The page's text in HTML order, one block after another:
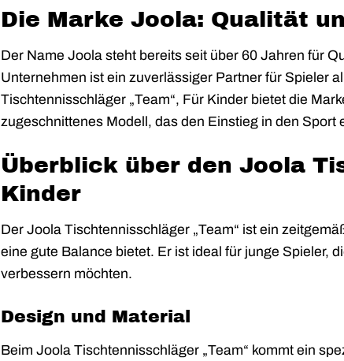
Die Marke Joola: Qualität
Der Name Joola steht bereits seit über 60 Jahren für
Unternehmen ist ein zuverlässiger Partner für Spieler
Tischtennisschläger „Team“, Für Kinder bietet die
zugeschnittenes Modell, das den Einstieg in den
Überblick über den Joola
Kinder
Der Joola Tischtennisschläger „Team“ ist ein
eine gute Balance bietet. Er ist ideal für junge Spieler,
verbessern möchten.
Design und Material
Beim Joola Tischtennisschläger „Team“ kommt ein